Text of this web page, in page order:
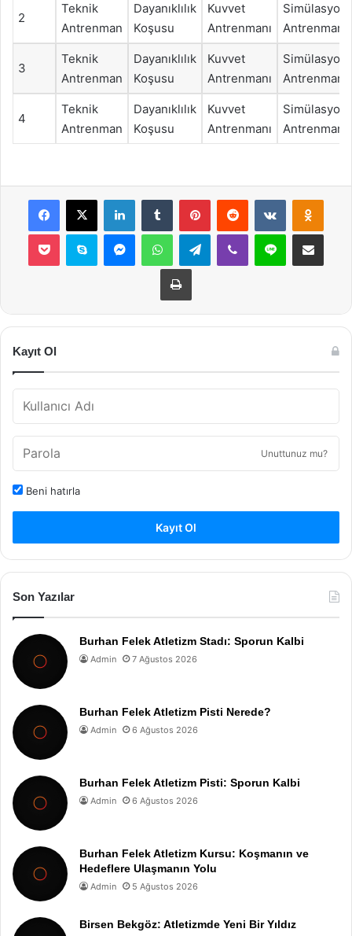
2
Teknik
Antrenman
Dayanıklılık
Koşusu
Kuvvet
Antrenmanı
Simülasyon
Antrenmanı
3
Teknik
Antrenman
Dayanıklılık
Koşusu
Kuvvet
Antrenmanı
Simülasyon
Antrenmanı
4
Teknik
Antrenman
Dayanıklılık
Koşusu
Kuvvet
Antrenmanı
Simülasyon
Antrenmanı
Facebook
X LinkedInTumblr PinterestReddit VKontakte
Pocket Skype MessengerWhatsAppTelegramViber Line E-Posta ile
Yazdır
Kayıt Ol
Unuttunuz mu?
Beni hatırla
Kayıt Ol
Son Yazılar
Burhan Felek Atletizm Stadı: Sporun Kalbi
Admin 7 Ağustos 2026
Burhan Felek Atletizm Pisti Nerede?
Admin 6 Ağustos 2026
Burhan Felek Atletizm Pisti: Sporun Kalbi
Admin 6 Ağustos 2026
Burhan Felek Atletizm Kursu: Koşmanın ve
Hedeflere Ulaşmanın Yolu
Admin 5 Ağustos 2026
Birsen Bekgöz: Atletizmde Yeni Bir Yıldız